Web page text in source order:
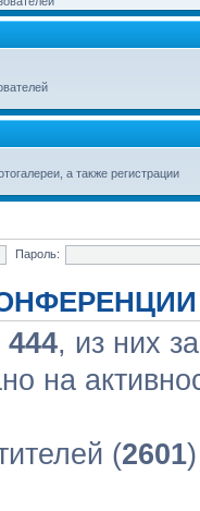
а также регистрации
Пароль:
444, из них
на
(2601